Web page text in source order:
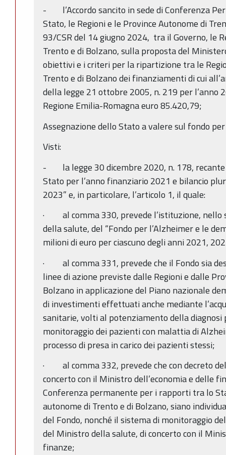
- l’Accordo sancito in sede di Conferenza
Stato, le Regioni e le Province Autonome di
93/CSR del 14 giugno 2024, tra il Governo, le
Trento e di Bolzano, sulla proposta del
obiettivi e i criteri per la ripartizione tra le
Trento e di Bolzano dei finanziamenti di cui
della legge 21 ottobre 2005, n. 219 per l’anno
Regione Emilia-Romagna euro 85.420,79;
Assegnazione dello Stato a valere sul fondo
Visti:
- la legge 30 dicembre 2020, n. 178, recante
Stato per l’anno finanziario 2021 e bilancio
2023” e, in particolare, l’articolo 1, il quale:
· al comma 330, prevede l’istituzione, nello
della salute, del “Fondo per l’Alzheimer e le
milioni di euro per ciascuno degli anni 2021,
· al comma 331, prevede che il Fondo sia
linee di azione previste dalle Regioni e dalle
Bolzano in applicazione del Piano nazionale
di investimenti effettuati anche mediante
sanitarie, volti al potenziamento della
monitoraggio dei pazienti con malattia di
processo di presa in carico dei pazienti stessi;
· al comma 332, prevede che con decreto
concerto con il Ministro dell’economia e delle
Conferenza permanente per i rapporti tra lo
autonome di Trento e di Bolzano, siano
del Fondo, nonché il sistema di monitoraggio
del Ministro della salute, di concerto con il
finanze;